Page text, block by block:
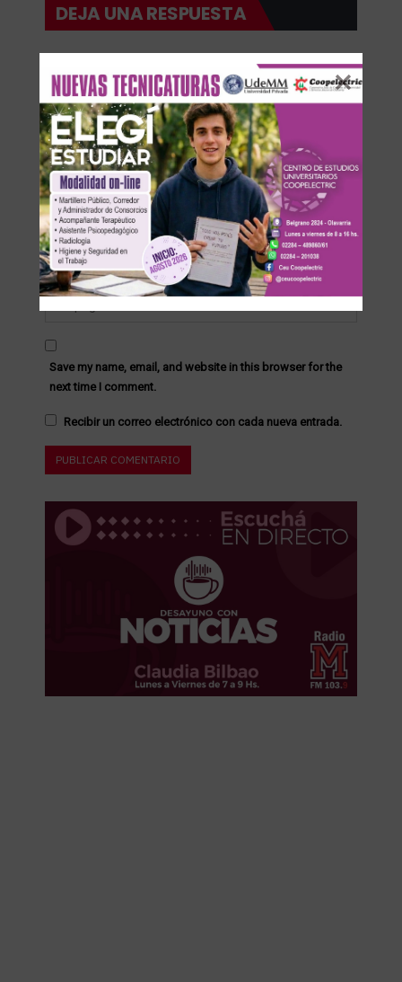
DEJA UNA RESPUESTA
Save my name, email, and website in this browser for the
next time I comment.
Recibir un correo electrónico con cada nueva entrada.